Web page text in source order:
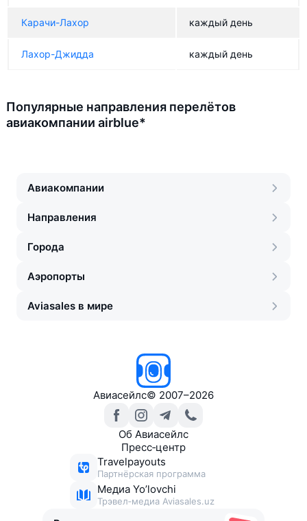
Карачи-Лахор каждый день
Лахор-Джидда каждый день
Популярные направления перелётов
авиакомпании airblue*
Авиакомпании
Направления
Города
Аэропорты
Aviasales в мире
Авиасейлс© 2007–2026
Об Авиасейлс
Пресс‑центр
Travelpayouts
Партнёрская программа
Медиа Yo’lovchi
Трэвел‑медиа Aviasales.uz